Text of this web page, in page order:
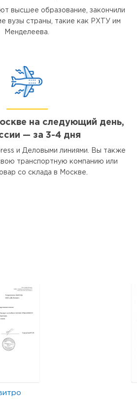
высшее образование, закончили
вузы страны, такие как РХТУ им
Менделеева.
на следующий день,
— за 3-4 дня
и Деловыми линиями. Вы также
транспортную компанию или
со склада в Москве.